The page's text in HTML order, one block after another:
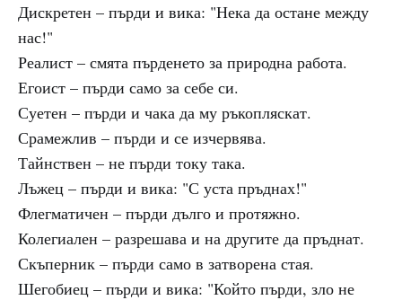
Дискретен – пърди и вика: "Нека да остане между
нас!"
Реалист – смята пърденето за природна работа.
Егоист – пърди само за себе си.
Суетен – пърди и чака да му ръкопляскат.
Срамежлив – пърди и се изчервява.
Тайнствен – не пърди току така.
Лъжец – пърди и вика: "С уста пръднах!"
Флегматичен – пърди дълго и протяжно.
Колегиален – разрешава и на другите да пръднат.
Скъперник – пърди само в затворена стая.
Шегобиец – пърди и вика: "Който пърди, зло не